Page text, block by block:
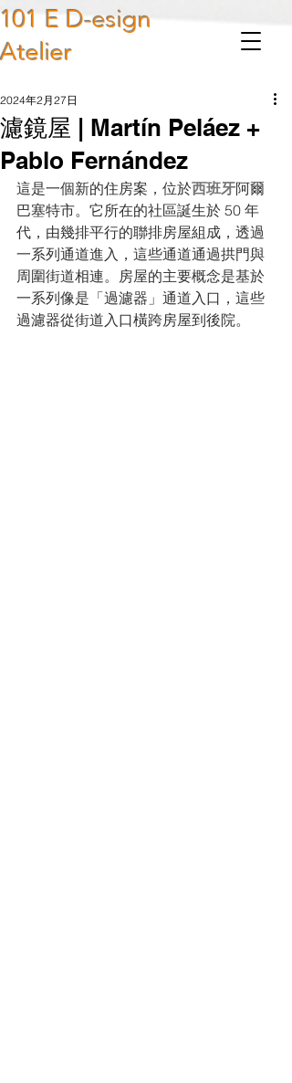
101 E D-esign
Atelier
濾鏡屋 | Martín Peláez +
Pablo Fernández
2024年2月27日
這是一個新的住房案，位於西班牙阿爾
巴塞特市。它所在的社區誕生於 50 年
代，由幾排平行的聯排房屋組成，透過
一系列通道進入，這些通道通過拱門與
周圍街道相連。房屋的主要概念是基於
一系列像是「過濾器」通道入口，這些
過濾器從街道入口橫跨房屋到後院。